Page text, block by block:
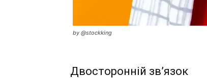
by @stockking
Двосторонній зв’язок